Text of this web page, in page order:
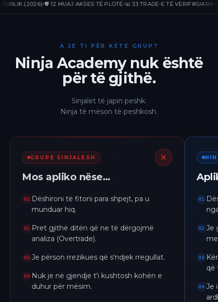
(2026) 🛡️ 12 MUAJ AKSES TË PLOTË 📊 33 TRADE-E TË VERIFIKUARA 📈
A JE TI PËR KËTË GRUP?
Ninja Academy nuk është
për të gjithë.
Sinjalet të japin peshk.
Ninja të mëson të peshkosh.
GRUPE SINJALESH
Mos apliko nëse…
01
Dëshironi të fitoni para shpejt, pa u
munduar hiq.
02
Pret gjithë ditën që ne të dërgojmë
analiza (Overtrade).
03 Je përson rrezikues që s'ndjek rregullat.
04 Nuk je në gjendje t'i kushtosh kohën e
duhur për mësim.
01
02 Je
03
që
04 Je